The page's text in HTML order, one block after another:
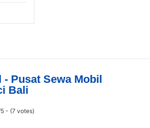
- Pusat Sewa Mobil
Bali
- (7 votes)